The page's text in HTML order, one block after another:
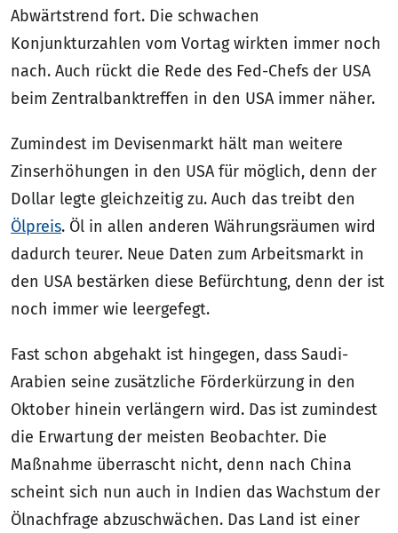
Abwärtstrend fort. Die schwachen
Konjunkturzahlen vom Vortag wirkten immer noch
nach. Auch rückt die Rede des Fed-Chefs der USA
beim Zentralbanktreffen in den USA immer näher.
Zumindest im Devisenmarkt hält man weitere
Zinserhöhungen in den USA für möglich, denn der
Dollar legte gleichzeitig zu. Auch das treibt den
Ölpreis. Öl in allen anderen Währungsräumen wird
dadurch teurer. Neue Daten zum Arbeitsmarkt in
den USA bestärken diese Befürchtung, denn der ist
noch immer wie leergefegt.
Fast schon abgehakt ist hingegen, dass Saudi-
Arabien seine zusätzliche Förderkürzung in den
Oktober hinein verlängern wird. Das ist zumindest
die Erwartung der meisten Beobachter. Die
Maßnahme überrascht nicht, denn nach China
scheint sich nun auch in Indien das Wachstum der
Ölnachfrage abzuschwächen. Das Land ist einer